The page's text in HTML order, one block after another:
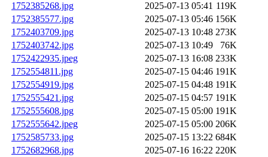
1752385268.jpg
2025-07-13 05:41 119K
1752385577.jpg
2025-07-13 05:46 156K
1752403709.jpg
2025-07-13 10:48 273K
1752403742.jpg
2025-07-13 10:49
76K
1752422935.jpeg
2025-07-13 16:08 233K
1752554811.jpg
2025-07-15 04:46 191K
1752554919.jpg
2025-07-15 04:48 191K
1752555421.jpg
2025-07-15 04:57 191K
1752555608.jpg
2025-07-15 05:00 191K
1752555642.jpeg
2025-07-15 05:00 206K
1752585733.jpg
2025-07-15 13:22 684K
1752682968.jpg
2025-07-16 16:22 220K